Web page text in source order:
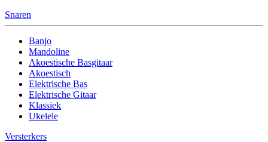
Snaren
Banjo
Mandoline
Akoestische Basgitaar
Akoestisch
Elektrische Bas
Elektrische Gitaar
Klassiek
Ukelele
Versterkers